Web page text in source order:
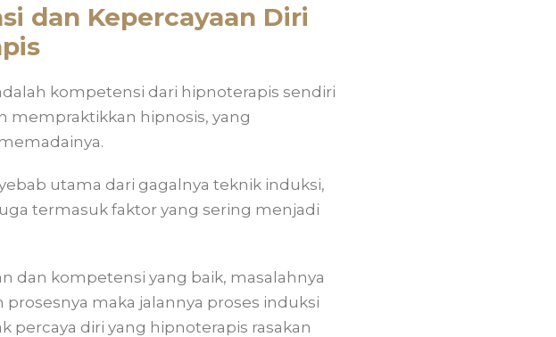
dan Kepercayaan Diri
kompetensi dari hipnoterapis sendiri
hipnosis, yang
utama dari gagalnya teknik induksi,
termasuk faktor yang sering menjadi
dan kompetensi yang baik, masalahnya
maka jalannya proses induksi
percaya diri yang hipnoterapis rasakan